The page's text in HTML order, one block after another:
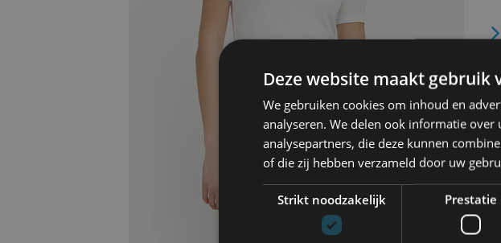
Deze website maakt gebruik
We gebruiken cookies om inhoud en
analyseren. We delen ook informatie
analysepartners, die deze kunnen
of die zij hebben verzameld door uw
Strikt noodzakelijk Prestatie